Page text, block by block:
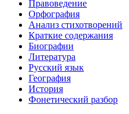
Правоведение
Орфография
Анализ стихотворений
Краткие содержания
Биографии
Литература
Русский язык
География
История
Фонетический разбор